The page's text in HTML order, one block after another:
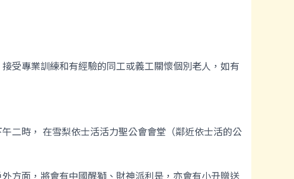
受專業訓練和有經驗的同工或義工關懷個別老人，如有
二時， 在雪梨依士活活力聖公會會堂（鄰近依士活的公
方面，將會有中國醒獅、財神派利是，亦會有小丑贈送